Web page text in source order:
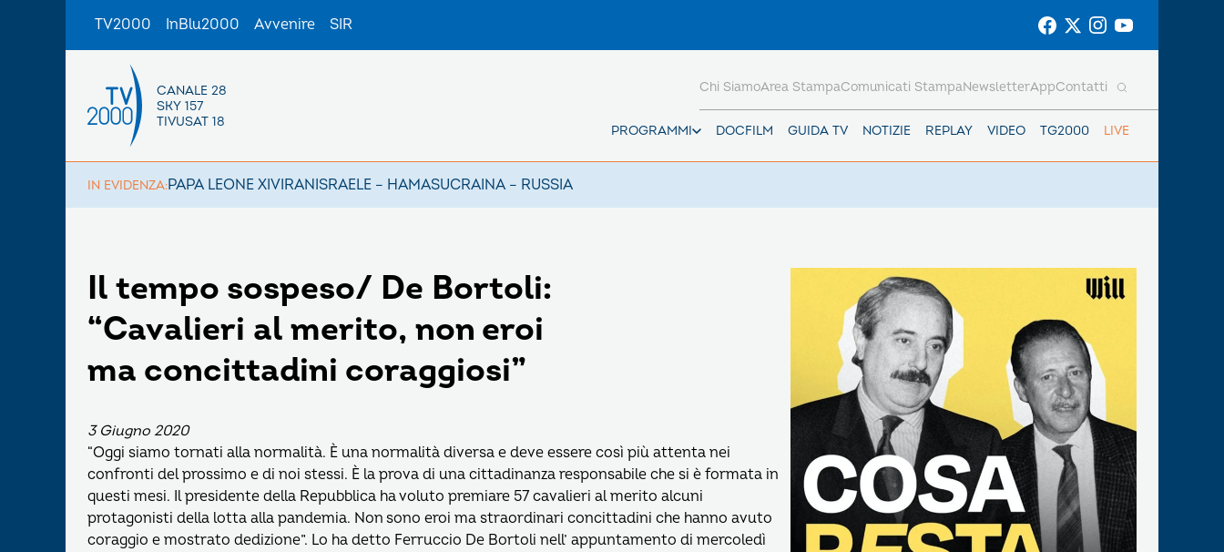
TV2000 InBlu2000 Avvenire SIR
CANALE 28
SKY 157
TIVUSAT 18
PROGRAMMI DOCFILM GUIDA TV NOTIZIE REPLAY VIDEO TG2000 LIVE
Chi SiamoArea StampaComunicati StampaNewsletterAppContatti
IN EVIDENZA:PAPA LEONE XIVIRANISRAELE – HAMASUCRAINA – RUSSIA
Il tempo sospeso/ De Bortoli:
“Cavalieri al merito, non eroi
ma concittadini coraggiosi”
3 Giugno 2020
“Oggi siamo tornati alla normalità. È una normalità diversa e deve essere così più attenta nei
confronti del prossimo e di noi stessi. È la prova di una cittadinanza responsabile che si è formata in
questi mesi. Il presidente della Repubblica ha voluto premiare 57 cavalieri al merito alcuni
protagonisti della lotta alla pandemia. Non sono eroi ma straordinari concittadini che hanno avuto
coraggio e mostrato dedizione”. Lo ha detto Ferruccio De Bortoli nell’ appuntamento di mercoledì